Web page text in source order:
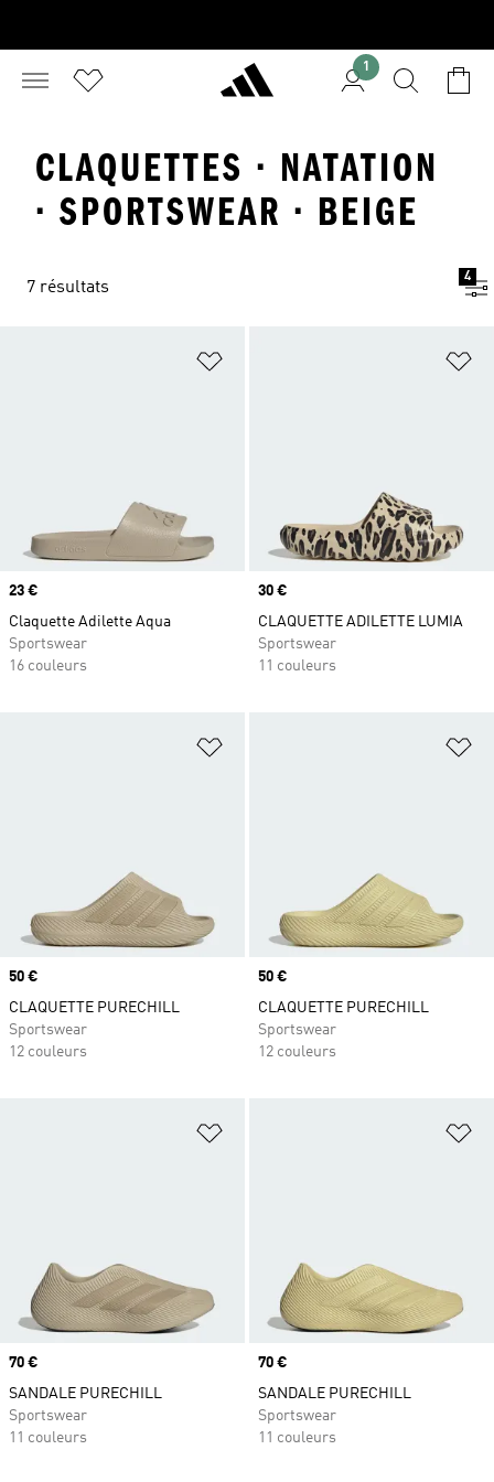
1
CLAQUETTES · NATATION
· SPORTSWEAR · BEIGE
7 résultats
4
Ajouter à la Liste de produits
Prix
23 €
Claquette Adilette Aqua
Sportswear
16 couleurs
Prix
30 €
CLAQUETTE ADILETTE LUMIA
Sportswear
11 couleurs
Ajouter à la Liste de produits
Prix
50 €
CLAQUETTE PURECHILL
Sportswear
12 couleurs
Prix
50 €
CLAQUETTE PURECHILL
Sportswear
12 couleurs
Ajouter à la Liste de produits
Prix
70 €
SANDALE PURECHILL
Sportswear
11 couleurs
Prix
70 €
SANDALE PURECHILL
Sportswear
11 couleurs